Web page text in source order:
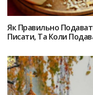
Як Правильно
Писати, Та Коли